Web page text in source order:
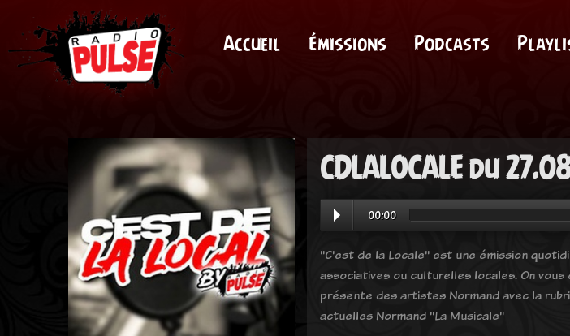
Accueil Émissions Podcasts
CDLALOCALE du
00:00
"C'est de la Locale" est une émission
associatives ou culturelles locales. On
présente des artistes Normand avec la
actuelles Normand "La Musicale"